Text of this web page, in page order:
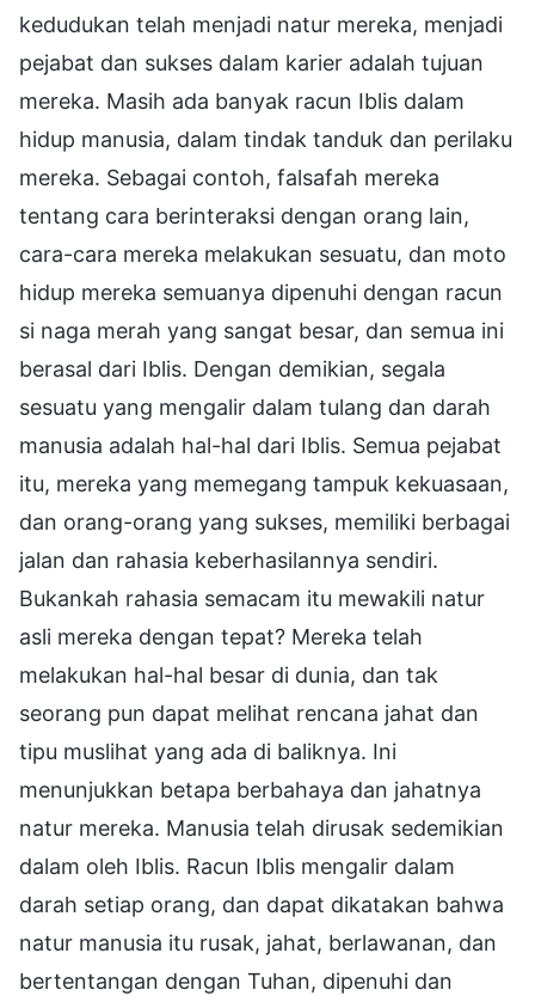
kedudukan telah menjadi natur mereka, menjadi
pejabat dan sukses dalam karier adalah tujuan
mereka. Masih ada banyak racun Iblis dalam
hidup manusia, dalam tindak tanduk dan perilaku
mereka. Sebagai contoh, falsafah mereka
tentang cara berinteraksi dengan orang lain,
cara-cara mereka melakukan sesuatu, dan moto
hidup mereka semuanya dipenuhi dengan racun
si naga merah yang sangat besar, dan semua ini
berasal dari Iblis. Dengan demikian, segala
sesuatu yang mengalir dalam tulang dan darah
manusia adalah hal-hal dari Iblis. Semua pejabat
itu, mereka yang memegang tampuk kekuasaan,
dan orang-orang yang sukses, memiliki berbagai
jalan dan rahasia keberhasilannya sendiri.
Bukankah rahasia semacam itu mewakili natur
asli mereka dengan tepat? Mereka telah
melakukan hal-hal besar di dunia, dan tak
seorang pun dapat melihat rencana jahat dan
tipu muslihat yang ada di baliknya. Ini
menunjukkan betapa berbahaya dan jahatnya
natur mereka. Manusia telah dirusak sedemikian
dalam oleh Iblis. Racun Iblis mengalir dalam
darah setiap orang, dan dapat dikatakan bahwa
natur manusia itu rusak, jahat, berlawanan, dan
bertentangan dengan Tuhan, dipenuhi dan